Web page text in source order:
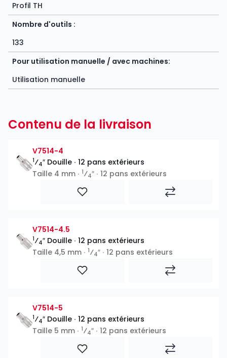
Profil TH
Nombre d'outils :
133
Pour utilisation manuelle / avec machines:
Utilisation manuelle
Contenu de la livraison
V7514-4
1⁄4″ Douille ∙ 12 pans extérieurs
Taille 4 mm ∙ 1⁄4″ ∙ 12 pans extérieurs
V7514-4.5
1⁄4″ Douille ∙ 12 pans extérieurs
Taille 4,5 mm ∙ 1⁄4″ ∙ 12 pans extérieurs
V7514-5
1⁄4″ Douille ∙ 12 pans extérieurs
Taille 5 mm ∙ 1⁄4″ ∙ 12 pans extérieurs